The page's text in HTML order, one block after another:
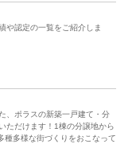
や認定の一覧をご紹介しま
、ポラスの新築一戸建て・分
ただけます！1棟の分譲地から
種多様な街づくりをおこなって